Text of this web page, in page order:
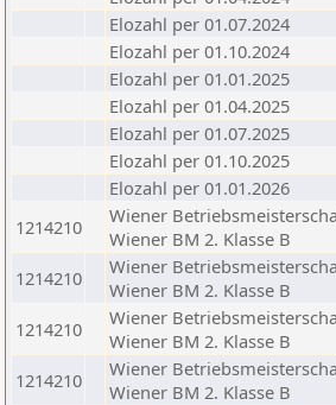
Elozahl per 01.07.2024
Elozahl per 01.10.2024
Elozahl per 01.01.2025
Elozahl per 01.04.2025
Elozahl per 01.07.2025
Elozahl per 01.10.2025
Elozahl per 01.01.2026
1214210
Wiener
Wiener BM 2. Klasse B
1214210
Wiener
Wiener BM 2. Klasse B
1214210
Wiener
Wiener BM 2. Klasse B
1214210
Wiener
Wiener BM 2. Klasse B